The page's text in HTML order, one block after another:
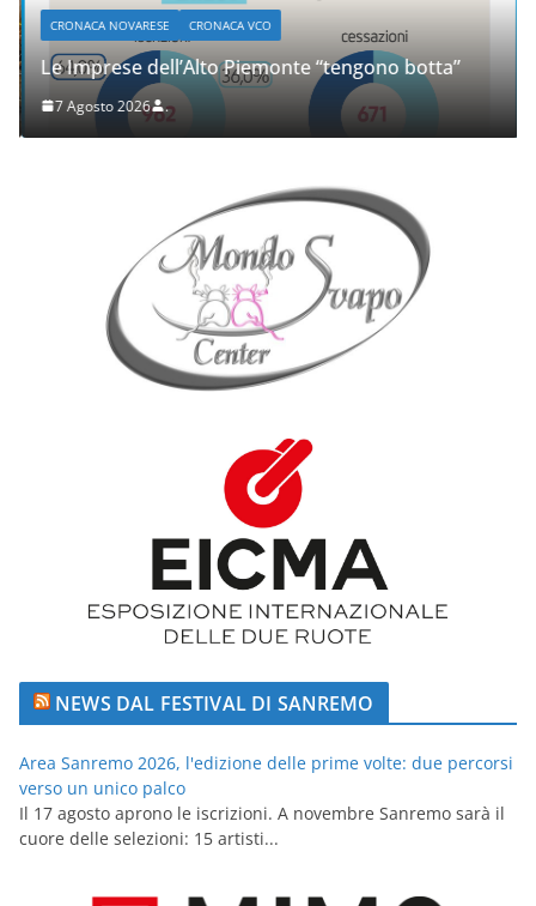
CRONACA NOVARESE CRONACA VCO
Le Imprese dell’Alto Piemonte “tengono botta”
7 Agosto 2026 .
NEWS DAL FESTIVAL DI SANREMO
Area Sanremo 2026, l'edizione delle prime volte: due percorsi
verso un unico palco
Il 17 agosto aprono le iscrizioni. A novembre Sanremo sarà il
cuore delle selezioni: 15 artisti...